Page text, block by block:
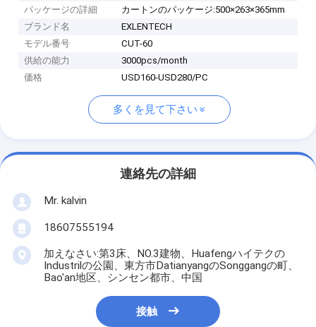
パッケージの詳細
カートンのパッケージ:500×263×365mm
ブランド名
EXLENTECH
モデル番号
CUT-60
供給の能力
3000pcs/month
価格
USD160-USD280/PC
多くを見て下さい
連絡先の詳細
Mr. kalvin
18607555194
加えなさい:第3床、NO.3建物、Huafengハイテクの
Industrilの公園、東方市DatianyangのSonggangの町、
Bao'an地区、シンセン都市、中国
接触